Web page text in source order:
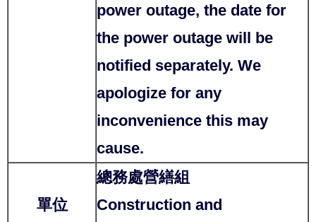
power outage, the date for
the power outage will be
notified separately. We
apologize for any
inconvenience this may
cause.
單位
總務處營繕組
Construction and